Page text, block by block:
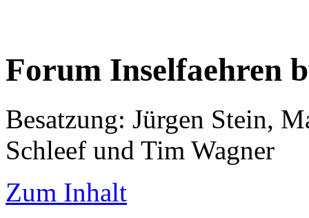
Forum Inselfaehren
Besatzung: Jürgen Stein,
Schleef und Tim Wagner
Zum Inhalt